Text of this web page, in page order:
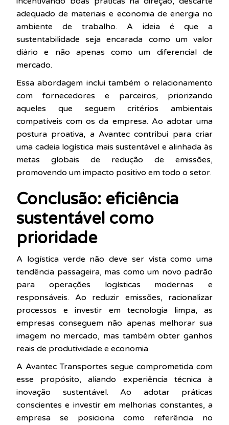
adequado de materiais e economia de energia no
ambiente de trabalho. A ideia é que a
sustentabilidade seja encarada como um valor
diário e não apenas como um diferencial de
mercado.
Essa abordagem inclui também o relacionamento
com fornecedores e parceiros, priorizando
aqueles que seguem critérios ambientais
compatíveis com os da empresa. Ao adotar uma
postura proativa, a Avantec contribui para criar
uma cadeia logística mais sustentável e alinhada às
metas globais de redução de emissões,
promovendo um impacto positivo em todo o setor.
Conclusão: eficiência
sustentável como
prioridade
A logística verde não deve ser vista como uma
tendência passageira, mas como um novo padrão
para operações logísticas modernas e
responsáveis. Ao reduzir emissões, racionalizar
processos e investir em tecnologia limpa, as
empresas conseguem não apenas melhorar sua
imagem no mercado, mas também obter ganhos
reais de produtividade e economia.
A Avantec Transportes segue comprometida com
esse propósito, aliando experiência técnica à
inovação sustentável. Ao adotar práticas
conscientes e investir em melhorias constantes, a
empresa se posiciona como referência no